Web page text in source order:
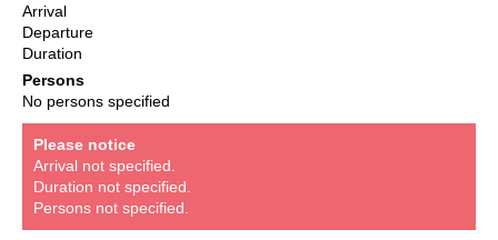
Arrival
Departure
Duration
Persons
No persons specified
Please notice
Arrival not specified.
Duration not specified.
Persons not specified.